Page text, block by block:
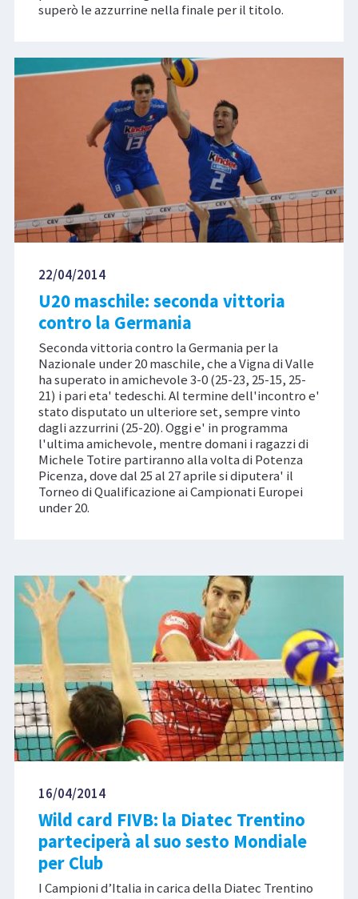
superò le azzurrine nella finale per il titolo.
22/04/2014
U20 maschile: seconda vittoria
contro la Germania
Seconda vittoria contro la Germania per la
Nazionale under 20 maschile, che a Vigna di Valle
ha superato in amichevole 3-0 (25-23, 25-15, 25-
21) i pari eta' tedeschi. Al termine dell'incontro e'
stato disputato un ulteriore set, sempre vinto
dagli azzurrini (25-20). Oggi e' in programma
l'ultima amichevole, mentre domani i ragazzi di
Michele Totire partiranno alla volta di Potenza
Picenza, dove dal 25 al 27 aprile si diputera' il
Torneo di Qualificazione ai Campionati Europei
under 20.
16/04/2014
Wild card FIVB: la Diatec Trentino
parteciperà al suo sesto Mondiale
per Club
I Campioni d’Italia in carica della Diatec Trentino